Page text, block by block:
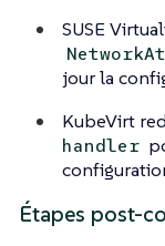
SUSE
jour la
KubeVirt
handler
Étapes post-